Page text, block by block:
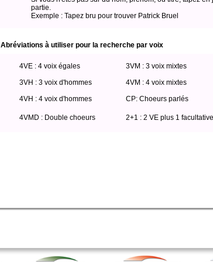
partie.
Exemple : Tapez bru pour trouver Patrick Bruel
Abréviations à utiliser pour la recherche par voix
4VE : 4 voix égales
3VM : 3 voix mixtes
3VH : 3 voix d'hommes
4VM : 4 voix mixtes
4VH : 4 voix d'hommes CP: Choeurs parlés
4VMD : Double choeurs 2+1 : 2 VE plus 1 facultative